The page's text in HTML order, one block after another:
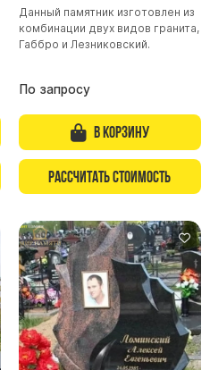
Данный памятник изготовлен из
комбинации двух видов гранита,
Габбро и Лезниковский.
По запросу
В корзину
Рассчитать стоимость